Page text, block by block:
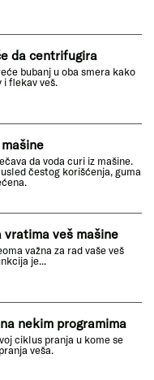
da centrifugira
bubanj u oba smera kako
i flekav veš.
da voda curi iz mašine.
čestog korišćenja, guma
vratima veš mašine
važna za rad vaše veš
je...
nekim programima
ciklus pranja u kome se
veša.